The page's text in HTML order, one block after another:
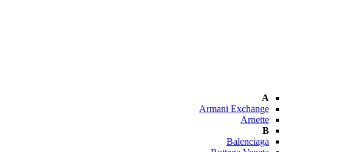
A
Armani Exchange
Arnette
B
Balenciaga